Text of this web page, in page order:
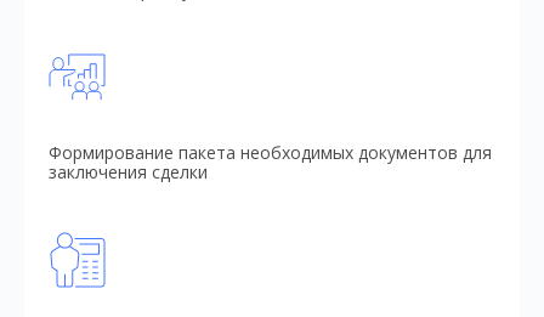
Формирование пакета необходимых документов для
заключения сделки